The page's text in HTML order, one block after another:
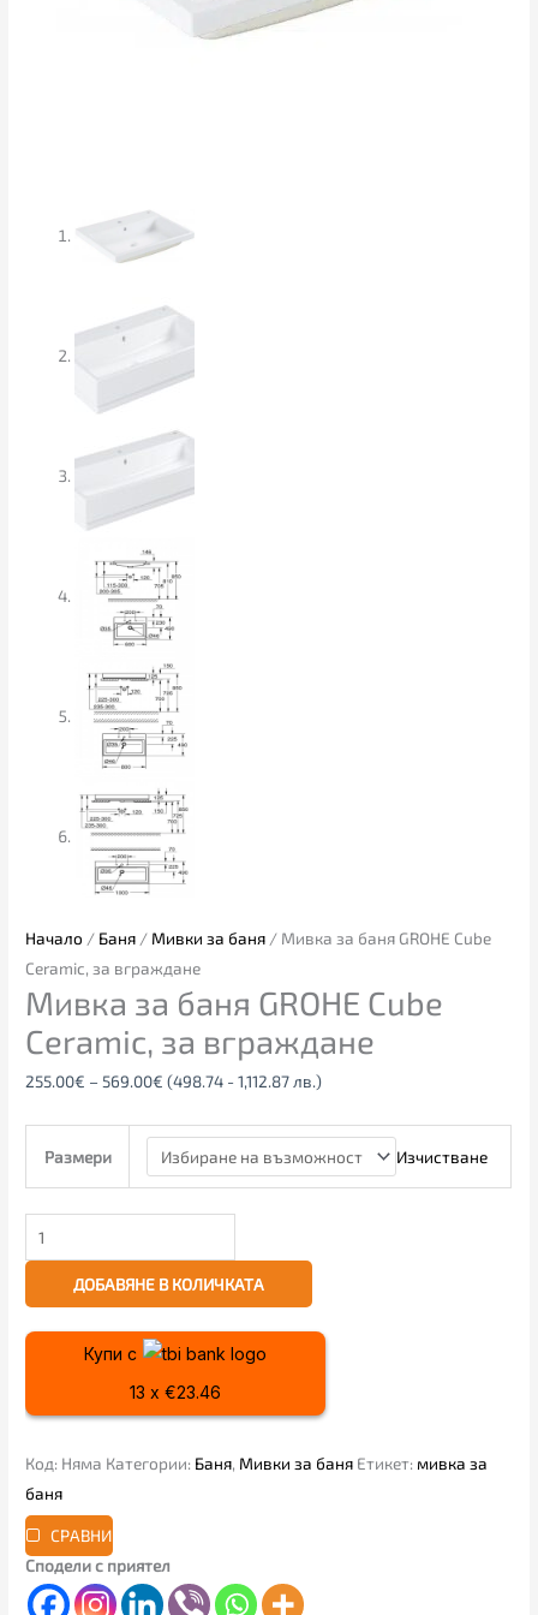
Начало / Баня / Мивки за баня / Мивка за баня GROHE Cube
Ceramic, за вграждане
Мивка за баня GROHE Cube
Ceramic, за вграждане
255.00€ – 569.00€ (498.74 - 1,112.87 лв.)
Размери Изчистване
ДОБАВЯНЕ В КОЛИЧКАТА
Купи с
13 x €23.46
Код: Няма Категории: Баня, Мивки за баня Етикет: мивка за
баня
СРАВНИ
Сподели с приятел